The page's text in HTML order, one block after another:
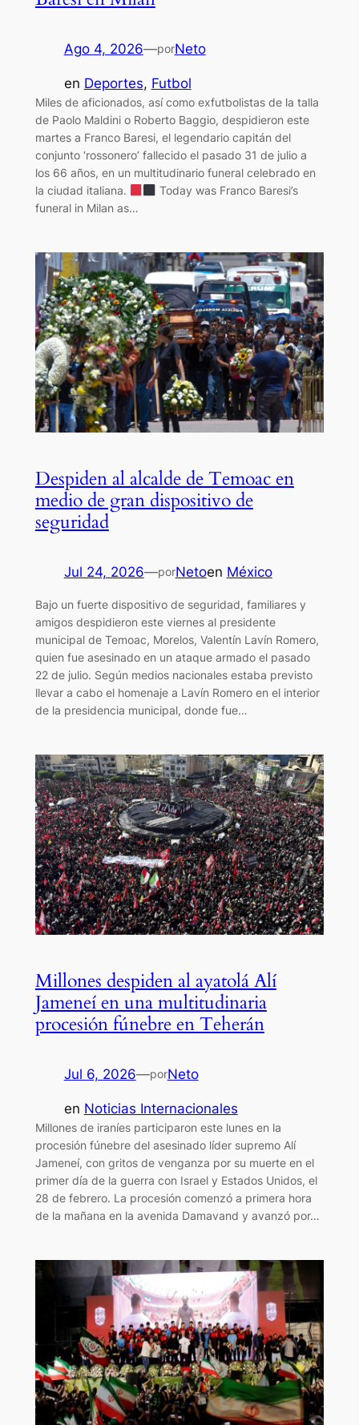
Ago 4, 2026—porNeto
en Deportes, Futbol
Miles de aficionados, así como exfutbolistas de la talla
de Paolo Maldini o Roberto Baggio, despidieron este
martes a Franco Baresi, el legendario capitán del
conjunto ‘rossonero’ fallecido el pasado 31 de julio a
los 66 años, en un multitudinario funeral celebrado en
la ciudad italiana.
Today was Franco Baresi’s
funeral in Milan as…
Despiden al alcalde de Temoac en
medio de gran dispositivo de
seguridad
Jul 24, 2026—porNetoen México
Bajo un fuerte dispositivo de seguridad, familiares y
amigos despidieron este viernes al presidente
municipal de Temoac, Morelos, Valentín Lavín Romero,
quien fue asesinado en un ataque armado el pasado
22 de julio. Según medios nacionales estaba previsto
llevar a cabo el homenaje a Lavín Romero en el interior
de la presidencia municipal, donde fue…
Millones despiden al ayatolá Alí
Jameneí en una multitudinaria
procesión fúnebre en Teherán
Jul 6, 2026—porNeto
en Noticias Internacionales
Millones de iraníes participaron este lunes en la
procesión fúnebre del asesinado líder supremo Alí
Jameneí, con gritos de venganza por su muerte en el
primer día de la guerra con Israel y Estados Unidos, el
28 de febrero. La procesión comenzó a primera hora
de la mañana en la avenida Damavand y avanzó por…